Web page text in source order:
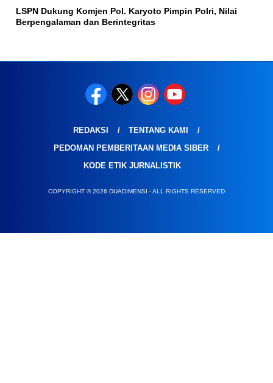
LSPN Dukung Komjen Pol. Karyoto Pimpin Polri, Nilai
Berpengalaman dan Berintegritas
REDAKSI
TENTANG KAMI
PEDOMAN PEMBERITAAN MEDIA SIBER
KODE ETIK JURNALISTIK
COPYRIGHT © 2026 DUADIMENSI - ALL RIGHTS RESERVED